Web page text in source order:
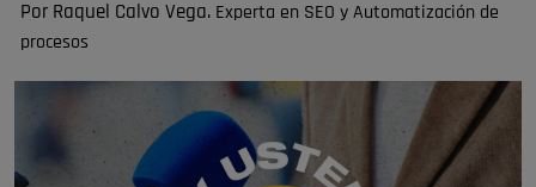
Por Raquel Calvo Vega. Experta en SEO y Automatización de
procesos